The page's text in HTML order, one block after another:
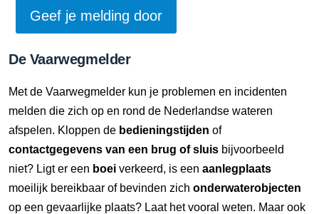
De Vaarwegmelder
Met de Vaarwegmelder kun je problemen en incidenten
melden die zich op en rond de Nederlandse wateren
afspelen. Kloppen de bedieningstijden of
contactgegevens van een brug of sluis bijvoorbeeld
niet? Ligt er een boei verkeerd, is een aanlegplaats
moeilijk bereikbaar of bevinden zich onderwaterobjecten
op een gevaarlijke plaats? Laat het vooral weten. Maar ook